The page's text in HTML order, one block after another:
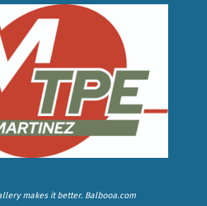
makes it better. Balbooa.com